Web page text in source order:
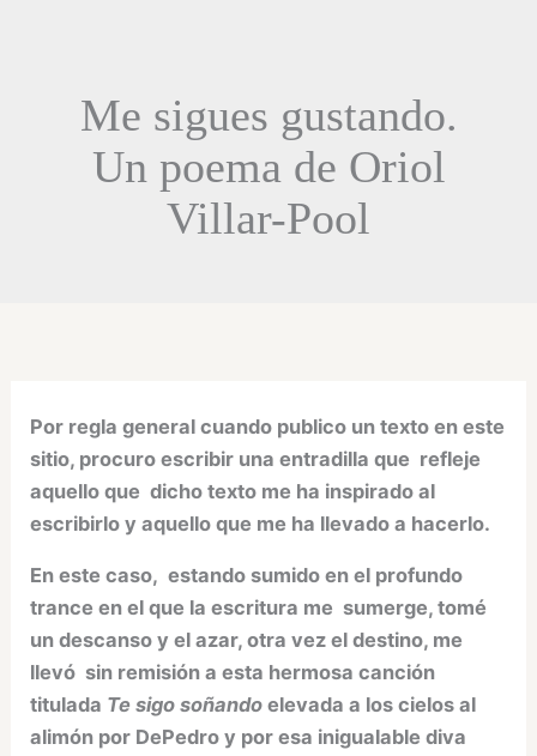
Me sigues gustando.
Un poema de Oriol
Villar-Pool
Por regla general cuando publico un texto en este
sitio, procuro escribir una entradilla que refleje
aquello que dicho texto me ha inspirado al
escribirlo y aquello que me ha llevado a hacerlo.
En este caso, estando sumido en el profundo
trance en el que la escritura me sumerge, tomé
un descanso y el azar, otra vez el destino, me
llevó sin remisión a esta hermosa canción
titulada Te sigo soñando elevada a los cielos al
alimón por DePedro y por esa inigualable diva